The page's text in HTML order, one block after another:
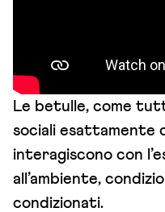
Le betulle, come
sociali esattamente
interagiscono con
all’ambiente,
condizionati.